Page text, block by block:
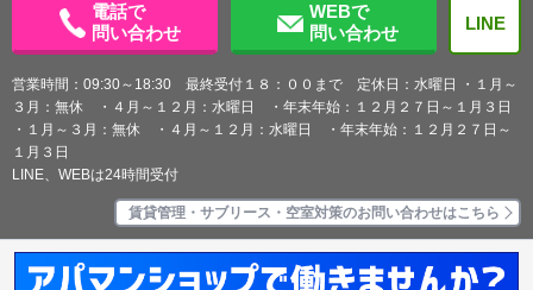
電話で
問い合わせ
WEBで
問い合わせ
LINE
営業時間：09:30～18:30 最終受付１８：００まで 定休日：水曜日 ・１月～
３月：無休 ・４月～１２月：水曜日 ・年末年始：１２月２７日～１月３日
・１月～３月：無休 ・４月～１２月：水曜日 ・年末年始：１２月２７日～
１月３日
LINE、WEBは24時間受付
賃貸管理・サブリース・空室対策のお問い合わせはこちら